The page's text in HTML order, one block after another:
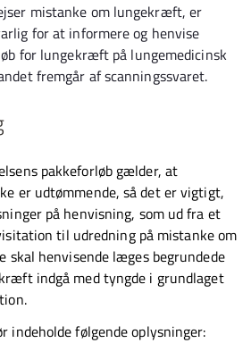
mistanke om lungekræft, er
for at informere og henvise
for lungekræft på lungemedicinsk
fremgår af scanningssvaret.
pakkeforløb gælder, at
er udtømmende, så det er vigtigt,
på henvisning, som ud fra et
til udredning på mistanke om
skal henvisende læges begrundede
indgå med tyngde i grundlaget
indeholde følgende oplysninger: